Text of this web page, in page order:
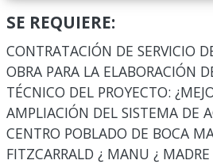
SE REQUIERE:
CONTRATACIÓN DE SERVICIO
OBRA PARA LA ELABORACIÓN
TÉCNICO DEL PROYECTO:
AMPLIACIÓN DEL SISTEMA DE
CENTRO POBLADO DE BOCA
FITZCARRALD ¿ MANU ¿